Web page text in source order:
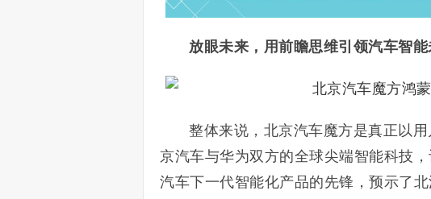
放眼未来，用前瞻思维引领汽车智
整体来说，北京汽车魔方是真正以
京汽车与华为双方的全球尖端智能科技
汽车下一代智能化产品的先锋，预示了